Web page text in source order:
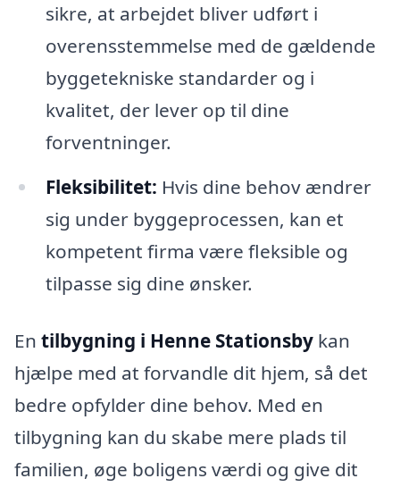
sikre, at arbejdet bliver udført i
overensstemmelse med de gældende
byggetekniske standarder og i
kvalitet, der lever op til dine
forventninger.
Fleksibilitet: Hvis dine behov ændrer
sig under byggeprocessen, kan et
kompetent firma være fleksible og
tilpasse sig dine ønsker.
En tilbygning i Henne Stationsby kan
hjælpe med at forvandle dit hjem, så det
bedre opfylder dine behov. Med en
tilbygning kan du skabe mere plads til
familien, øge boligens værdi og give dit